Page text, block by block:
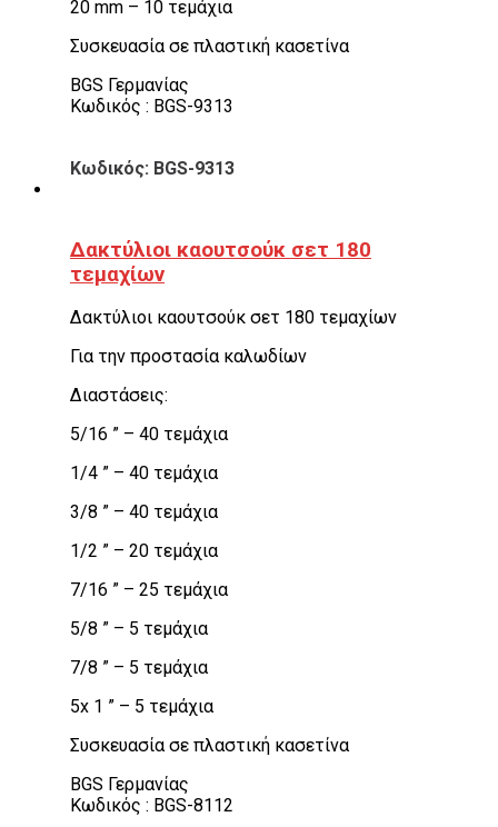
20 mm – 10 τεμάχια
Συσκευασία σε πλαστική κασετίνα
BGS Γερμανίας
Κωδικός : BGS-9313
Κωδικός: BGS-9313
Δακτύλιοι καουτσούκ σετ 180
τεμαχίων
Δακτύλιοι καουτσούκ σετ 180 τεμαχίων
Για την προστασία καλωδίων
Διαστάσεις:
5/16 ” – 40 τεμάχια
1/4 ” – 40 τεμάχια
3/8 ” – 40 τεμάχια
1/2 ” – 20 τεμάχια
7/16 ” – 25 τεμάχια
5/8 ” – 5 τεμάχια
7/8 ” – 5 τεμάχια
5x 1 ” – 5 τεμάχια
Συσκευασία σε πλαστική κασετίνα
BGS Γερμανίας
Κωδικός : BGS-8112